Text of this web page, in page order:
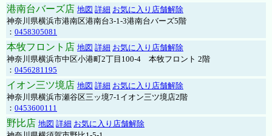
港南台バーズ店 地図 詳細 お気に入り店舗解除
神奈川県横浜市港南区港南台3-1-3港南台バーズ5階
： 0458305081
本牧フロント店 地図 詳細 お気に入り店舗解除
神奈川県横浜市中区小港町2丁目100-4 本牧フロント 2階
： 0456281195
イオン三ツ境店 地図 詳細 お気に入り店舗解除
神奈川県横浜市瀬谷区三ッ境7-1イオン三ツ境店2階
： 0453600111
野比店 地図 詳細 お気に入り店舗解除